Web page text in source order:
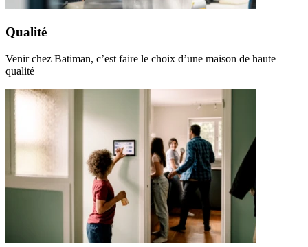
Qualité
Venir chez Batiman, c’est faire le choix d’une maison de haute
qualité